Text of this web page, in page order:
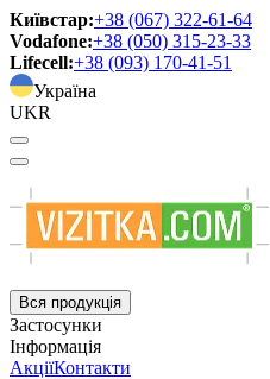
Київстар:+38 (067) 322-61-64
Vodafone:+38 (050) 315-23-33
Lifecell:+38 (093) 170-41-51
Україна
UKR
Вся продукція
Застосунки
Інформація
АкціїКонтакти